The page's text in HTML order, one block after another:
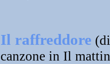
Il raffreddore
canzone in Il